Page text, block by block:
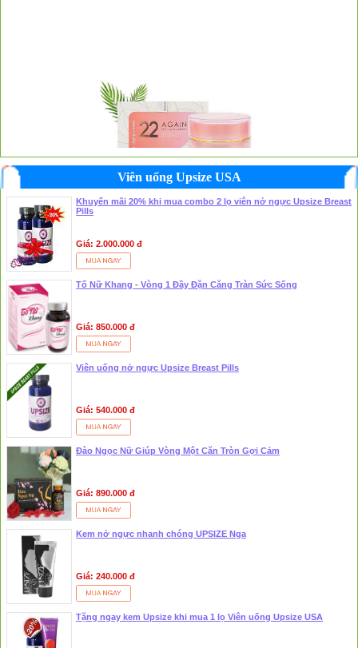
790.000 đ
22 Again trở về tuổi thanh xuân nhanh chóng
Viên uống Upsize USA
Khuyến mãi 20% khi mua combo 2 lọ viên nở ngực Upsize Breast
Pills
Giá: 2.000.000 đ
Tố Nữ Khang - Vòng 1 Đầy Đặn Căng Tràn Sức Sống
Giá: 850.000 đ
Viên uống nở ngực Upsize Breast Pills
Giá: 540.000 đ
Đào Ngọc Nữ Giúp Vòng Một Căn Tròn Gợi Cảm
Giá: 890.000 đ
Kem nở ngực nhanh chóng UPSIZE Nga
Giá: 240.000 đ
Tặng ngay kem Upsize khi mua 1 lọ Viên uống Upsize USA